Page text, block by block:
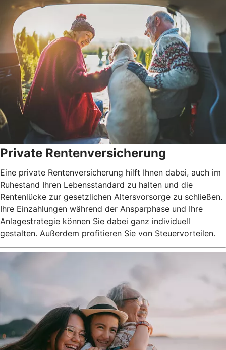
Private Rentenversicherung
Eine private Rentenversicherung hilft Ihnen dabei, auch im
Ruhestand Ihren Lebensstandard zu halten und die
Rentenlücke zur gesetzlichen Altersvorsorge zu schließen.
Ihre Einzahlungen während der Ansparphase und Ihre
Anlagestrategie können Sie dabei ganz individuell
gestalten. Außerdem profitieren Sie von Steuervorteilen.